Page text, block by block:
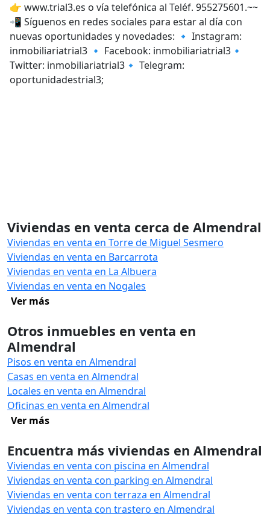
👉 www.trial3.es o vía telefónica al Teléf. 955275601.~~
📲 Síguenos en redes sociales para estar al día con
nuevas oportunidades y novedades: 🔹 Instagram:
inmobiliariatrial3 🔹 Facebook: inmobiliariatrial3🔹
Twitter: inmobiliariatrial3🔹 Telegram:
oportunidadestrial3;
Viviendas en venta cerca de Almendral
Viviendas en venta en Torre de Miguel Sesmero
Viviendas en venta en Barcarrota
Viviendas en venta en La Albuera
Viviendas en venta en Nogales
Ver más
Otros inmuebles en venta en
Almendral
Pisos en venta en Almendral
Casas en venta en Almendral
Locales en venta en Almendral
Oficinas en venta en Almendral
Ver más
Encuentra más viviendas en Almendral
Viviendas en venta con piscina en Almendral
Viviendas en venta con parking en Almendral
Viviendas en venta con terraza en Almendral
Viviendas en venta con trastero en Almendral